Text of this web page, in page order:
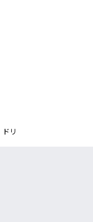
リ